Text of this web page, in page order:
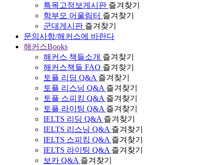
특목고정보게시판 즐겨찾기
학부모 어울림터 즐겨찾기
군대게시판 즐겨찾기
문의사항/해커스에 바란다
해커스Books
해커스 책들소개 즐겨찾기
해커스책들 FAQ 즐겨찾기
토플 리딩 Q&A 즐겨찾기
토플 리스닝 Q&A 즐겨찾기
토플 스피킹 Q&A 즐겨찾기
토플 라이팅 Q&A 즐겨찾기
IELTS 리딩 Q&A 즐겨찾기
IELTS 리스닝 Q&A 즐겨찾기
IELTS 스피킹 Q&A 즐겨찾기
IELTS 라이팅 Q&A 즐겨찾기
보카 Q&A 즐겨찾기